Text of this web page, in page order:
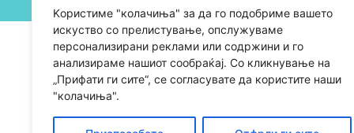
Kористиме "колачиња" за да го подобриме вашето
искуство со прелистување, опслужуваме
персонализирани реклами или содржини и го
анализираме нашиот сообраќај. Со кликнување на
„Прифати ги сите“, се согласувате да користите наши
"колачиња".